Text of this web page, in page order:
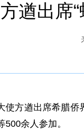
遒出席
使方遒出席希腊
余人参加。